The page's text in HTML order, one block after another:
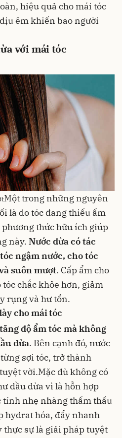
hiệu quả cho mái tóc
êm khiến bao người
với mái tóc
Một trong những nguyên
là do tóc đang thiếu ẩm
phương thức hữu ích giúp
này. Nước dừa có tác
ngậm nước, cho tóc
suôn mượt. Cấp ẩm cho
chắc khỏe hơn, giảm
rụng và hư tổn.
cho mái tóc
tăng độ ẩm tóc mà không
dừa. Bên cạnh đó, nước
sợi tóc, trở thành
vời.Mặc dù không có
dầu dừa vì là hỗn hợp
tính nhẹ nhàng thẩm thấu
hydrat hóa, đẩy nhanh
sự là giải pháp tuyệt